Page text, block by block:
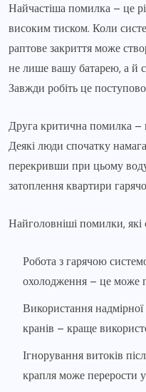
Найчастіша помилка – це
високим тиском. Коли
раптове закриття може
не лише вашу батарею, а й
Завжди робіть це
Друга критична помилка –
Деякі люди спочатку
перекривши при цьому
затоплення квартири
Найголовніші помилки, які
Робота з гарячою
охолодження – це може
Використання
кранів – краще
Ігнорування витоків
крапля може перерости